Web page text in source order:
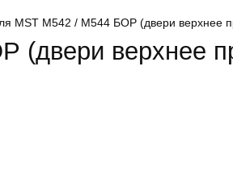
MST M542 / M544 БОР (двери верхнее
(двери верхнее